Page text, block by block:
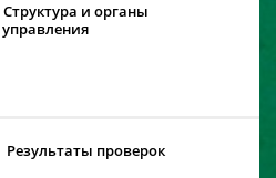
Структура и органы
управления
Результаты проверок